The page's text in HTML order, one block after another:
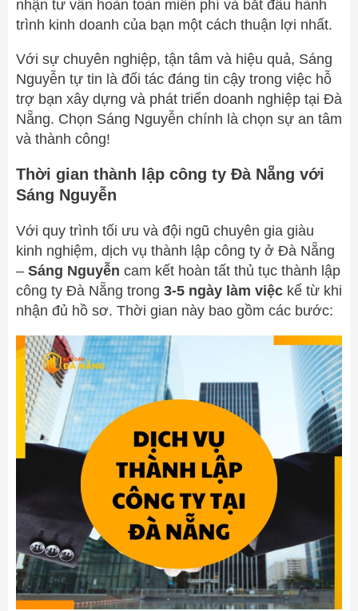
nhận tư vấn hoàn toàn miễn phí và bắt đầu hành
trình kinh doanh của bạn một cách thuận lợi nhất.
Với sự chuyên nghiệp, tận tâm và hiệu quả, Sáng
Nguyễn tự tin là đối tác đáng tin cậy trong việc hỗ
trợ bạn xây dựng và phát triển doanh nghiệp tại Đà
Nẵng. Chọn Sáng Nguyễn chính là chọn sự an tâm
và thành công!
Thời gian thành lập công ty Đà Nẵng với
Sáng Nguyễn
Với quy trình tối ưu và đội ngũ chuyên gia giàu
kinh nghiệm, dịch vụ thành lập công ty ở Đà Nẵng
– Sáng Nguyễn cam kết hoàn tất thủ tục thành lập
công ty Đà Nẵng trong 3-5 ngày làm việckể từ khi
nhận đủ hồ sơ. Thời gian này bao gồm các bước: